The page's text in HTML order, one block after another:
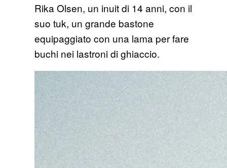
Rika Olsen, un inuit di 14 anni, con il
suo tuk, un grande bastone
equipaggiato con una lama per fare
buchi nei lastroni di ghiaccio.